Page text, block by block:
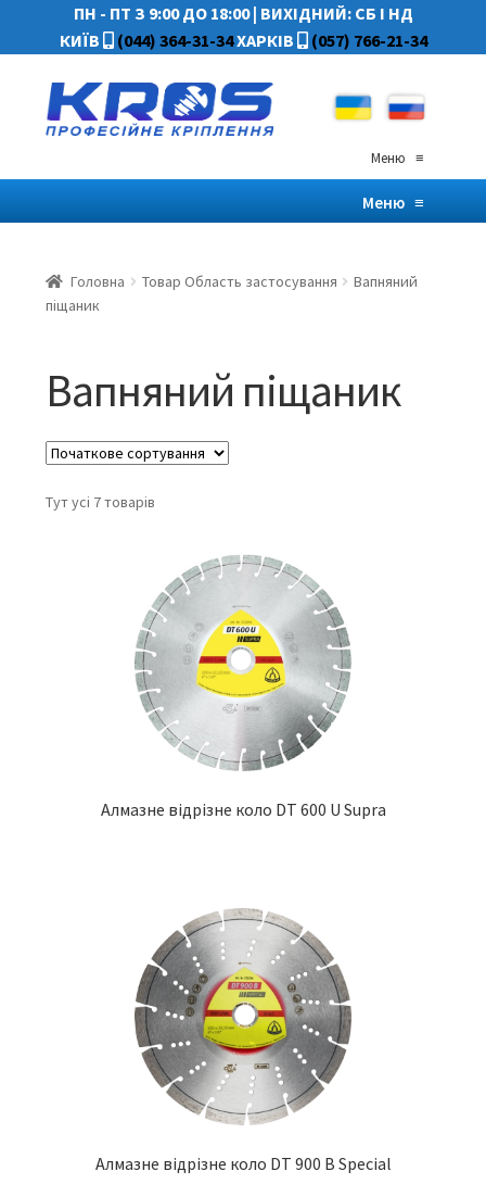
ПН - ПТ З 9:00 ДО 18:00| ВИХІДНИЙ: СБ І НД
КИЇВ
(044) 364-31-34ХАРКІВ (057) 766-21-34
Меню≡
Меню≡
Головна Товар Область застосування
Вапняний
піщаник
Вапняний піщаник
Тут усі 7 товарів
Алмазне відрізне коло DT 600 U Supra
Алмазне відрізне коло DT 900 B Special